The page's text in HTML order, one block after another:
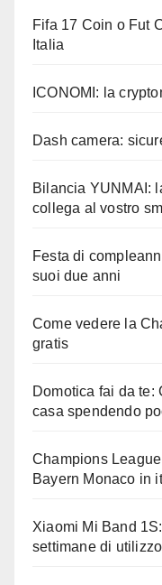
Fifa 17 Coin o Fut
Italia
ICONOMI: la
Dash camera:
Bilancia YUNMAI:
collega al vostro
Festa di
suoi due anni
Come vedere la
gratis
Domotica fai da te:
casa spendendo
Champions
Bayern Monaco in
Xiaomi Mi Band
settimane di utilizzo